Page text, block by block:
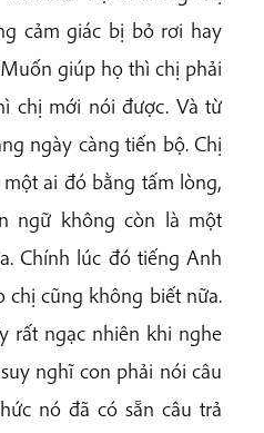
cảm giác bị bỏ rơi hay
giúp họ thì chị phải
chị mới nói được. Và từ
ngày càng tiến bộ. Chị
ai đó bằng tấm lòng,
ngữ không còn là một
Chính lúc đó tiếng Anh
cũng không biết nữa.
rất ngạc nhiên khi nghe
nghĩ con phải nói câu
nó đã có sẵn câu trả